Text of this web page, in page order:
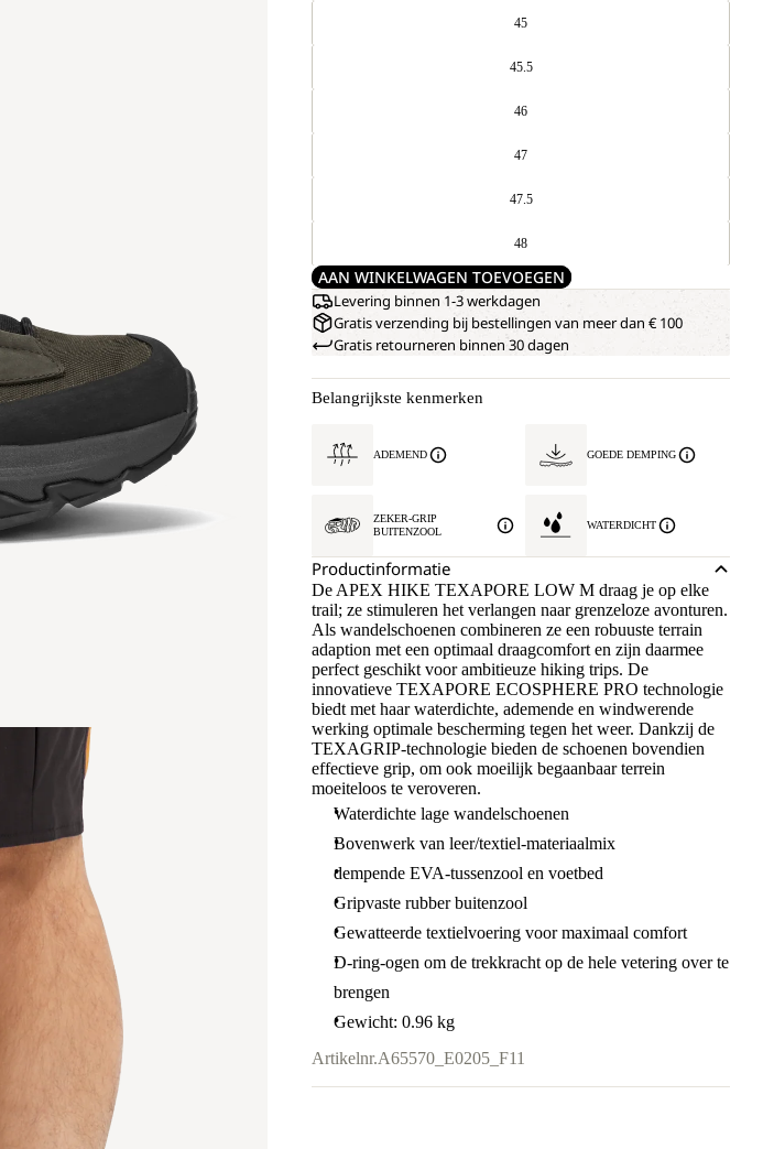
45
45.5
46
47
47.5
48
AAN WINKELWAGEN TOEVOEGEN
Levering binnen 1-3 werkdagen
Gratis verzending bij bestellingen van meer dan € 100
Gratis retourneren binnen 30 dagen
Belangrijkste kenmerken
ADEMEND GOEDE DEMPING
ZEKER-GRIP
BUITENZOOL
WATERDICHT
Productinformatie
De APEX HIKE TEXAPORE LOW M draag je op elke
trail; ze stimuleren het verlangen naar grenzeloze avonturen.
Als wandelschoenen combineren ze een robuuste terrain
adaption met een optimaal draagcomfort en zijn daarmee
perfect geschikt voor ambitieuze hiking trips. De
innovatieve TEXAPORE ECOSPHERE PRO technologie
biedt met haar waterdichte, ademende en windwerende
werking optimale bescherming tegen het weer. Dankzij de
TEXAGRIP-technologie bieden de schoenen bovendien
effectieve grip, om ook moeilijk begaanbaar terrein
moeiteloos te veroveren.
Waterdichte lage wandelschoenen
Bovenwerk van leer/textiel-materiaalmix
dempende EVA-tussenzool en voetbed
Gripvaste rubber buitenzool
Gewatteerde textielvoering voor maximaal comfort
D-ring-ogen om de trekkracht op de hele vetering over te
brengen
Gewicht: 0.96 kg
Artikelnr.A65570_E0205_F11